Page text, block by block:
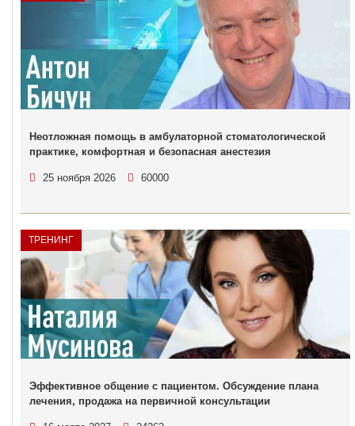
Неотложная помощь в амбулаторной стоматологической
практике, комфортная и безопасная анестезия
25 ноября 2026 60000
ТРЕНИНГ
Эффективное общение с пациентом. Обсуждение плана
лечения, продажа на первичной консультации